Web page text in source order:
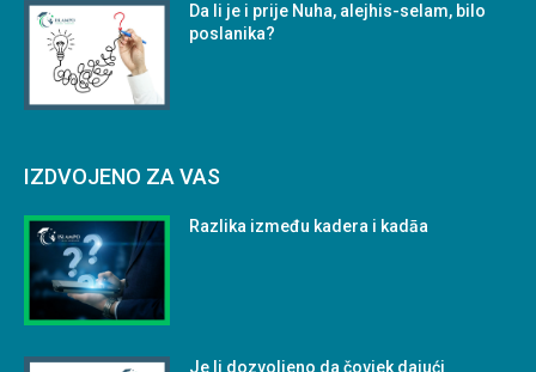
Da li je i prije Nuha, alejhis-selam, bilo
poslanika?
IZDVOJENO ZA VAS
Razlika između kadera i kadāa
Je li dozvoljeno da čovjek dajući